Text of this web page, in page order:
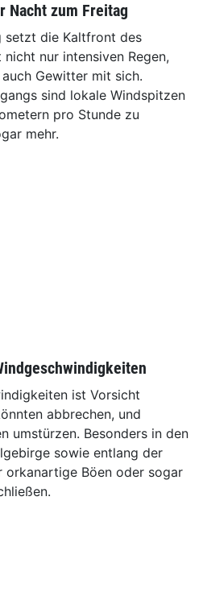
Nacht zum Freitag
setzt die Kaltfront des
nur intensiven Regen,
Gewitter mit sich.
sind lokale Windspitzen
pro Stunde zu
mehr.
ist Vorsicht
abbrechen, und
umstürzen. Besonders in den
sowie entlang der
orkanartige Böen oder sogar